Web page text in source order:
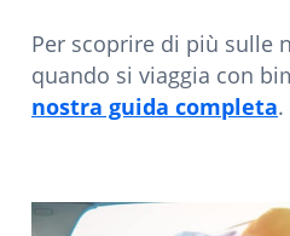
Per scoprire di più sulle
quando si viaggia con
nostra guida completa.